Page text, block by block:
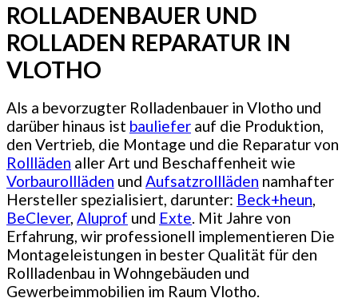
ROLLADENBAUER UND
ROLLADEN REPARATUR IN
VLOTHO
Als a bevorzugter Rolladenbauer in Vlotho und
darüber hinaus ist bauliefer auf die Produktion,
den Vertrieb, die Montage und die Reparatur von
Rollläden aller Art und Beschaffenheit wie
Vorbaurollläden und Aufsatzrollläden namhafter
Hersteller spezialisiert, darunter: Beck+heun,
BeClever, Aluprof und Exte. Mit Jahre von
Erfahrung, wir professionell implementieren Die
Montageleistungen in bester Qualität für den
Rollladenbau in Wohngebäuden und
Gewerbeimmobilien im Raum Vlotho.